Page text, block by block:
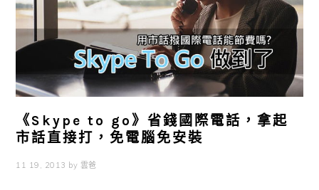
《Skype to go》省錢國際電話，拿起
市話直接打，免電腦免安裝
11 19, 2013 by 雲爸